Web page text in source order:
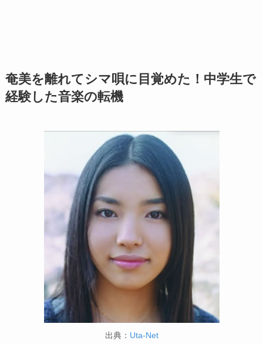
奄美を離れてシマ唄に目覚めた！中学生で
経験した音楽の転機
出典： Uta-Net